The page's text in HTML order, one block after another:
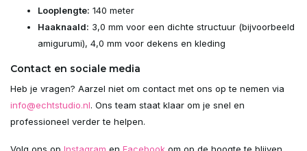
Looplengte: 140 meter
Haaknaald: 3,0 mm voor een dichte structuur (bijvoorbeeld
amigurumi), 4,0 mm voor dekens en kleding
Contact en sociale media
Heb je vragen? Aarzel niet om contact met ons op te nemen via
info@echtstudio.nl. Ons team staat klaar om je snel en
professioneel verder te helpen.